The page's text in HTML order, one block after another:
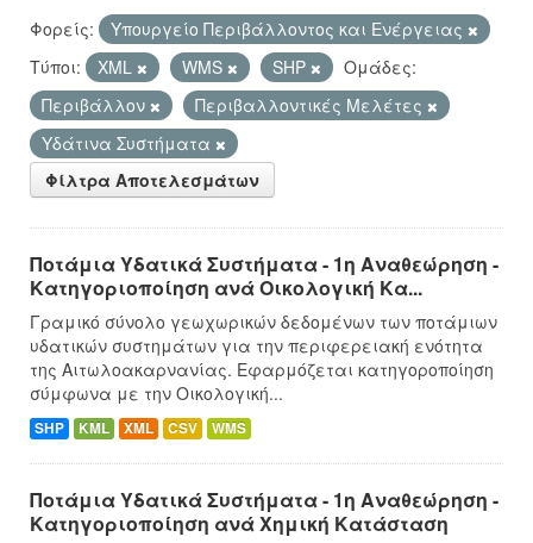
Φορείς:
Υπουργείο Περιβάλλοντος και Ενέργειας
Τύποι:
XML WMS SHP
Ομάδες:
Περιβάλλον
Περιβαλλοντικές Μελέτες
Υδάτινα Συστήματα
Φίλτρα Αποτελεσμάτων
Ποτάμια Υδατικά Συστήματα - 1η Αναθεώρηση -
Κατηγοριοποίηση ανά Οικολογική Κα...
Γραμικό σύνολο γεωχωρικών δεδομένων των ποτάμιων
υδατικών συστημάτων για την περιφερειακή ενότητα
της Αιτωλοακαρνανίας. Εφαρμόζεται κατηγοροποίηση
σύμφωνα με την Οικολογική...
SHP KML XML CSV WMS
Ποτάμια Υδατικά Συστήματα - 1η Αναθεώρηση -
Κατηγοριοποίηση ανά Χημική Κατάσταση